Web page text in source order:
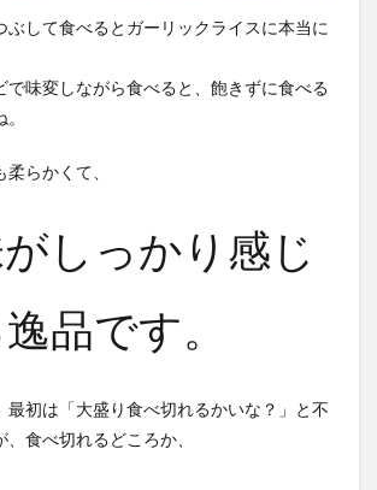
ぶして食べるとガーリックライスに本当に
で味変しながら食べると、飽きずに食べる
らかくて、
しっかり感じ
品です。
最初は「大盛り食べ切れるかいな？」と不
食べ切れるどころか、